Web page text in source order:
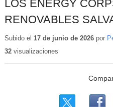
LOS ENERGY
RENOVABLES
Subido el 17 de junio de 2026por
32visualizaciones